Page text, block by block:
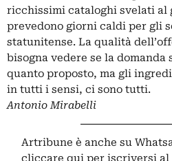
ricchissimi cataloghi svelati al
prevedono giorni caldi per gli
statunitense. La qualità
bisogna vedere se la domanda
quanto proposto, ma gli
in tutti i sensi, ci sono tutti.
Antonio Mirabelli
Artribune è anche su
cliccare qui per iscriversi al